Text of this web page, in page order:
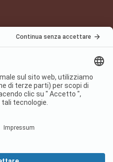
Condizioni d'uso